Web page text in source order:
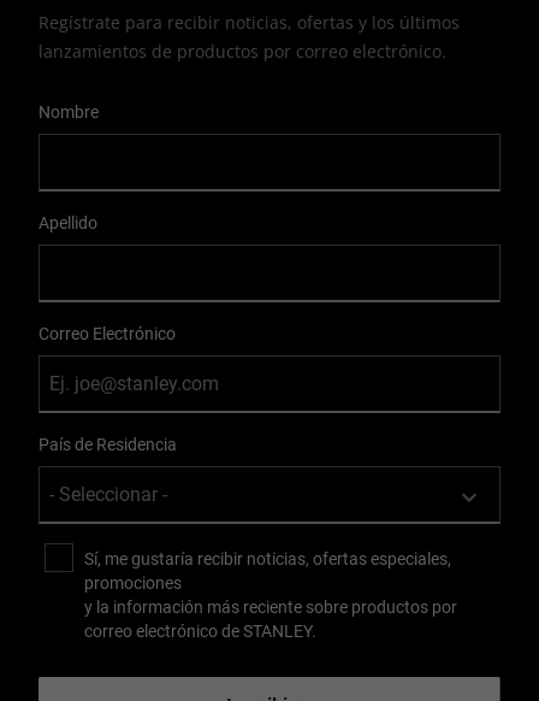
Regístrate para recibir noticias, ofertas y los últimos
lanzamientos de productos por correo electrónico.
Nombre
Apellido
Correo Electrónico
País de Residencia
Sí, me gustaría recibir noticias, ofertas especiales,
promociones
y la información más reciente sobre productos por
correo electrónico de STANLEY.